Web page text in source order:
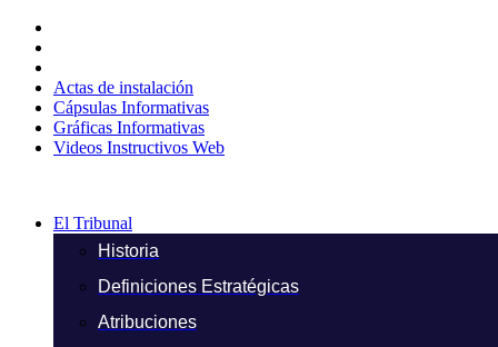
contenido
Actas de instalación
Cápsulas Informativas
Gráficas Informativas
Videos Instructivos Web
El Tribunal
Historia
Definiciones Estratégicas
Atribuciones